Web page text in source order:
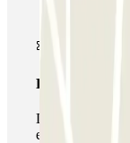
Passe ilimitado
Durante a sua
estacionamento